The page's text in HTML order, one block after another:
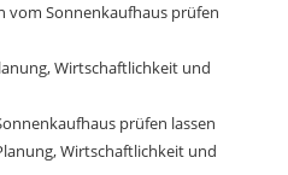
vom Sonnenkaufhaus prüfen
Wirtschaftlichkeit und
prüfen lassen
Wirtschaftlichkeit und